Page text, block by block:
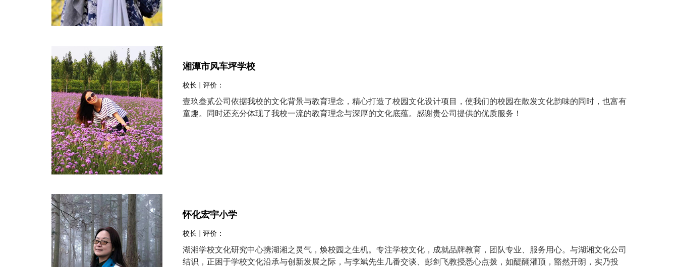
湘潭市风车坪学校
校长 | 评价：
壹玖叁贰公司依据我校的文化背景与教育理念，精心打造了校园文化设计项目，使我们的校园在散发文化韵味的同时，也富有
童趣。同时还充分体现了我校一流的教育理念与深厚的文化底蕴。感谢贵公司提供的优质服务！
怀化宏宇小学
校长 | 评价：
湖湘学校文化研究中心携湖湘之灵气，焕校园之生机。专注学校文化，成就品牌教育，团队专业、服务用心。与湖湘文化公司
结识，正困于学校文化沿承与创新发展之际，与李斌先生几番交谈、彭剑飞教授悉心点拨，如醍醐灌顶，豁然开朗，实乃投